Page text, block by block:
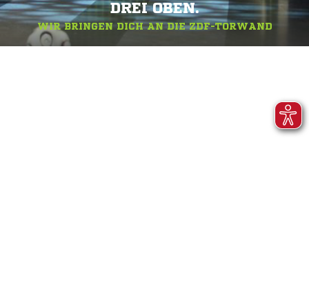
DREI OBEN.
WIR BRINGEN DICH AN DIE ZDF-TORWAND